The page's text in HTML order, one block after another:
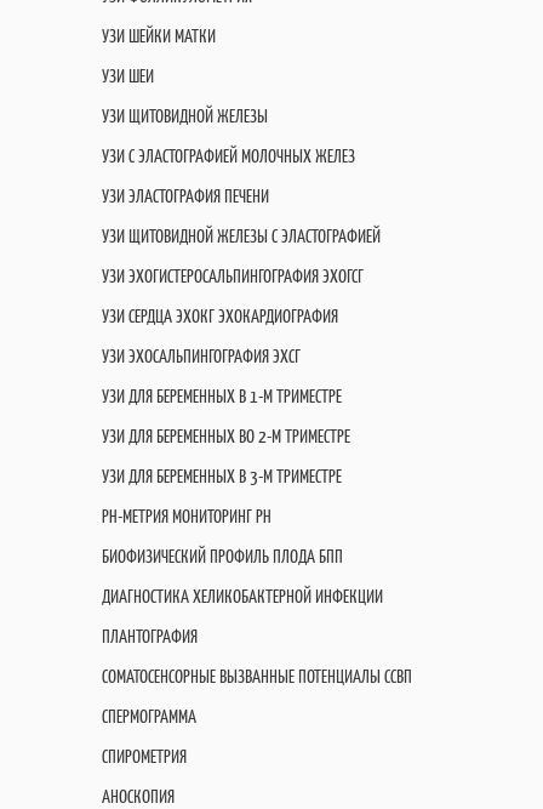
УЗИ ШЕЙКИ МАТКИ
УЗИ ШЕИ
УЗИ ЩИТОВИДНОЙ ЖЕЛЕЗЫ
УЗИ С ЭЛАСТОГРАФИЕЙ МОЛОЧНЫХ ЖЕЛЕЗ
УЗИ ЭЛАСТОГРАФИЯ ПЕЧЕНИ
УЗИ ЩИТОВИДНОЙ ЖЕЛЕЗЫ С ЭЛАСТОГРАФИЕЙ
УЗИ ЭХОГИСТЕРОСАЛЬПИНГОГРАФИЯ ЭХОГСГ
УЗИ СЕРДЦА ЭХОКГ ЭХОКАРДИОГРАФИЯ
УЗИ ЭХОСАЛЬПИНГОГРАФИЯ ЭХСГ
УЗИ ДЛЯ БЕРЕМЕННЫХ В 1-М ТРИМЕСТРЕ
УЗИ ДЛЯ БЕРЕМЕННЫХ ВО 2-М ТРИМЕСТРЕ
УЗИ ДЛЯ БЕРЕМЕННЫХ В 3-М ТРИМЕСТРЕ
PH-МЕТРИЯ МОНИТОРИНГ PH
БИОФИЗИЧЕСКИЙ ПРОФИЛЬ ПЛОДА БПП
ДИАГНОСТИКА ХЕЛИКОБАКТЕРНОЙ ИНФЕКЦИИ
ПЛАНТОГРАФИЯ
СОМАТОСЕНСОРНЫЕ ВЫЗВАННЫЕ ПОТЕНЦИАЛЫ ССВП
СПЕРМОГРАММА
СПИРОМЕТРИЯ
АНОСКОПИЯ